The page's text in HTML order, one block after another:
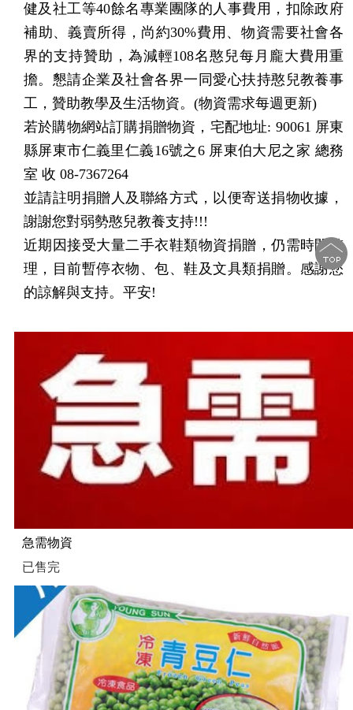
健及社工等40餘名專業團隊的人事費用，扣除政府
補助、義賣所得，尚約30%費用、物資需要社會各
界的支持贊助，為減輕108名憨兒每月龐大費用重
擔。懇請企業及社會各界一同愛心扶持憨兒教養事
工，贊助教學及生活物資。(物資需求每週更新)
若於購物網站訂購捐贈物資，宅配地址: 90061 屏東
縣屏東市仁義里仁義16號之6 屏東伯大尼之家 總務
室 收 08-7367264
並請註明捐贈人及聯絡方式，以便寄送捐物收據，
謝謝您對弱勢憨兒教養支持!!!
近期因接受大量二手衣鞋類物資捐贈，仍需時間整
理，目前暫停衣物、包、鞋及文具類捐贈。感謝您
的諒解與支持。平安!
急需物資
已售完